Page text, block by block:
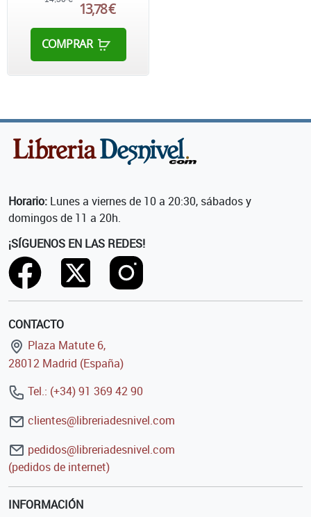
13,78 €
COMPRAR
Horario: Lunes a viernes de 10 a 20:30, sábados y
domingos de 11 a 20h.
¡SÍGUENOS EN LAS REDES!
CONTACTO
Plaza Matute 6,
28012 Madrid (España)
Tel.: (+34) 91 369 42 90
clientes@libreriadesnivel.com
pedidos@libreriadesnivel.com
(pedidos de internet)
INFORMACIÓN